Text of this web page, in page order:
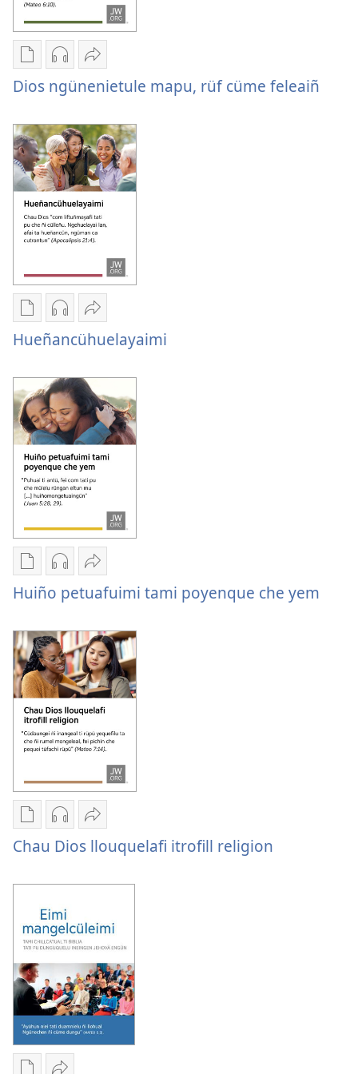
Chumngechi
entual
fillque
papel
Dios
ngünenietule
mapu,
rüf
cüme
feleaiñ
Chumngechi
entual
audio
Dios
ngünenietule
mapu,
rüf
cüme
feleaiñ
Huercülelngeal
Dios
mapu,
rüf
cüme
feleaiñ
Dios ngünenietule mapu, rüf cüme feleaiñ
Chumngechi
entual
papel
Hueñancühuelayaimi
Chumngechi
entual
Hueñancühuelayaimi
Huercülelngeal
Hueñancühuelayaimi
Hueñancühuelayaimi
Chumngechi
entual
fillque
papel
Huiño
petuafuimi
tami
poyenque
che yem
Chumngechi
entual
audio
Huiño
petuafuimi
tami
poyenque
che yem
Huercülelngeal
Huiño
tami
poyenque
che yem
Huiño petuafuimi tami poyenque che yem
Chumngechi
entual
papel
llouquelafi
itrofill
Chumngechi
entual
Chau Dios
itrofill
religion
Huercülelngeal
Chau Dios
llouquelafi
itrofill
Chau Dios llouquelafi itrofill religion